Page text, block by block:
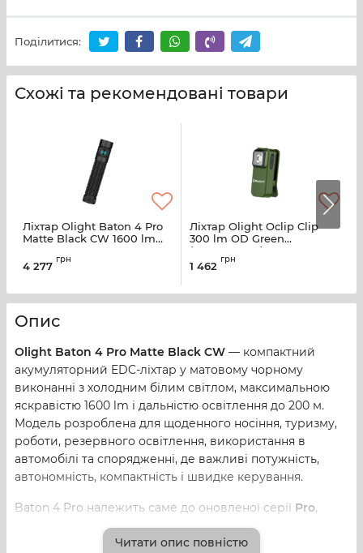
Поділитися:
Схожі та рекомендовані товари
Ліхтар Olight Baton 4 Pro
Matte Black CW 1600 lm
4 277
грн
Ліхтар Olight Oclip Clip
300 lm OD Green
(0.0000.0857)
1 462
грн
Опис
Olight Baton 4 Pro Matte Black CW — компактний
акумуляторний EDC-ліхтар у матовому чорному
виконанні з холодним білим світлом, максимальною
яскравістю 1600 lm і дальністю освітлення до 200 м.
Модель розроблена для щоденного носіння, туризму,
роботи, резервного освітлення, використання в
автомобілі та спорядженні, де важливі потужність,
автономність, компактність і швидке керування.
Baton 4 Pro належить саме до оновленої серії Pro,
тому відрізняється від стандартного Baton 4
збільшеним корпусом, акумулятором формату 18650,
Читати опис повністю